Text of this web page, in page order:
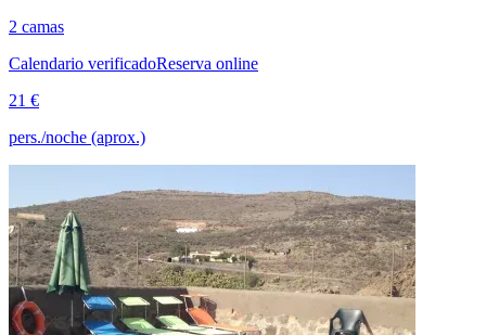
2 camas
Calendario verificadoReserva online
21 €
pers./noche (aprox.)